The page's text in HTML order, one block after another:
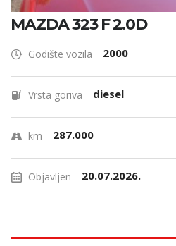
MAZDA 323 F 2.0D
Godište vozila 2000
Vrsta goriva diesel
km 287.000
Objavljen 20.07.2026.